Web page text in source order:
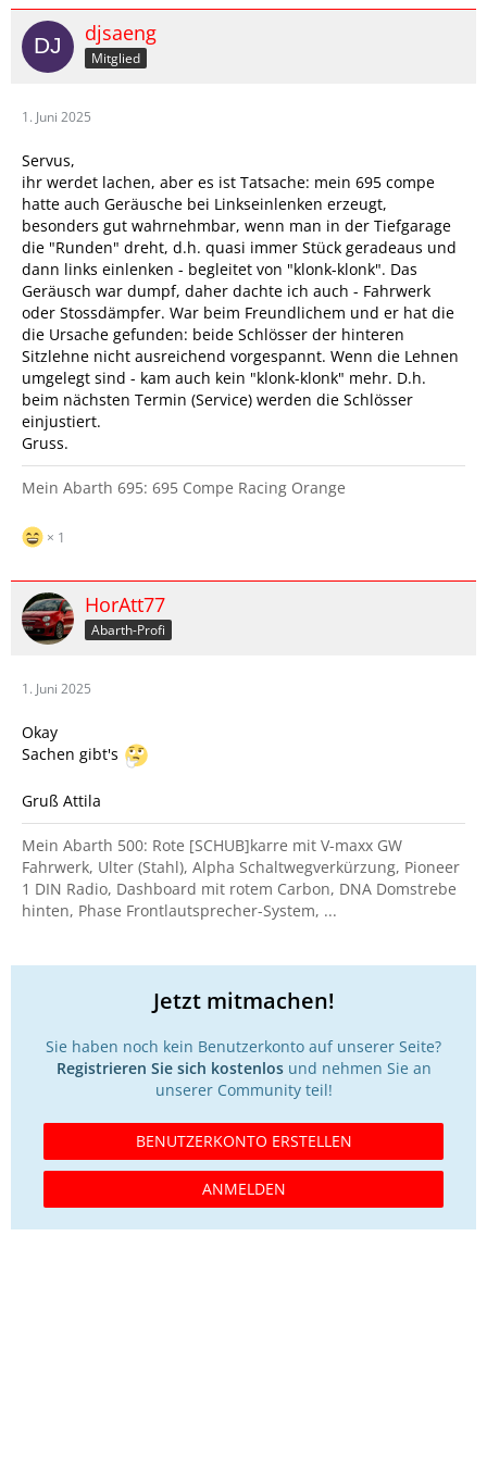
djsaeng
Mitglied
1. Juni 2025
Servus,
ihr werdet lachen, aber es ist Tatsache: mein 695 compe
hatte auch Geräusche bei Linkseinlenken erzeugt,
besonders gut wahrnehmbar, wenn man in der Tiefgarage
die "Runden" dreht, d.h. quasi immer Stück geradeaus und
dann links einlenken - begleitet von "klonk-klonk". Das
Geräusch war dumpf, daher dachte ich auch - Fahrwerk
oder Stossdämpfer. War beim Freundlichem und er hat die
die Ursache gefunden: beide Schlösser der hinteren
Sitzlehne nicht ausreichend vorgespannt. Wenn die Lehnen
umgelegt sind - kam auch kein "klonk-klonk" mehr. D.h.
beim nächsten Termin (Service) werden die Schlösser
einjustiert.
Gruss.
Mein Abarth 695: 695 Compe Racing Orange
1
HorAtt77
Abarth-Profi
1. Juni 2025
Okay
Sachen gibt's
Gruß Attila
Mein Abarth 500: Rote [SCHUB]karre mit V-maxx GW
Fahrwerk, Ulter (Stahl), Alpha Schaltwegverkürzung, Pioneer
1 DIN Radio, Dashboard mit rotem Carbon, DNA Domstrebe
hinten, Phase Frontlautsprecher-System, ...
Jetzt mitmachen!
Sie haben noch kein Benutzerkonto auf unserer Seite?
Registrieren Sie sich kostenlosund nehmen Sie an
unserer Community teil!
BENUTZERKONTO ERSTELLEN
ANMELDEN